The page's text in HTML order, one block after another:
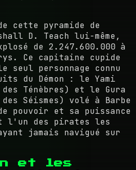
cette pyramide de
D. Teach lui-même,
de 2.247.600.000 à
Ce capitaine cupide
personnage connu
du Démon : le Yami
Ténèbres) et le Gura
Séismes) volé à Barbe
pouvoir et sa puissance
l'un des pirates les
jamais navigué sur
et les